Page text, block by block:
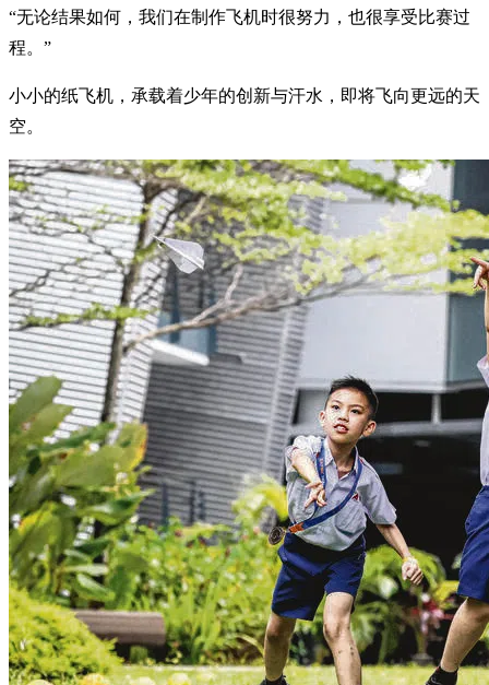
“无论结果如何，我们在制作飞机时很努力，也很享受比赛过
程。”
小小的纸飞机，承载着少年的创新与汗水，即将飞向更远的天
空。